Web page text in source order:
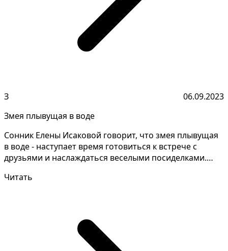
З
06.09.2023
Змея плывущая в воде
Сонник Елены Исаковой говорит, что змея плывущая
в воде - наступает время готовиться к встрече с
друзьями и наслаждаться веселыми посиделками.
Читать